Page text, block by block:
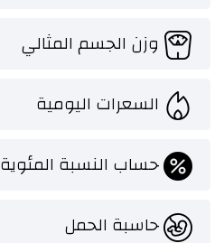
وزن الجسم المثالي
السعرات اليومية
حساب النسبة المئوية
حاسبة الحمل